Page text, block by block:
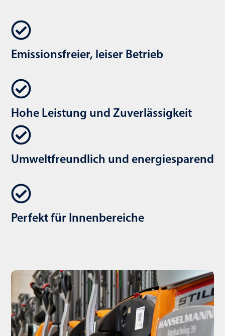
Emissionsfreier, leiser Betrieb
Hohe Leistung und Zuverlässigkeit
Umweltfreundlich und energiesparend
Perfekt für Innenbereiche